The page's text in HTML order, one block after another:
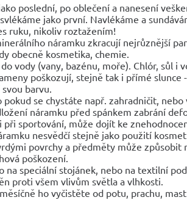
poslední, po oblečení a nanesení
jako první. Navlékáme a
ruku, nikoliv roztažením!
náramku zkracují nejrůznější
obecně kosmetika, chemie.
vody (vany, bazénu, moře). Chlór, sůl i
poškozují, stejně tak i přímé slunce
barvu.
pokud se chystáte např. zahradničit,
náramku před spánkem zabrání
při sportování, může dojít ke
nesvědčí stejně jako použití
povrchy a předměty může způsobit
poškození.
na speciální stojánek, nebo na textilní
proti všem vlivům světla a vlhkosti.
ho vyčistěte od potu, prachu,